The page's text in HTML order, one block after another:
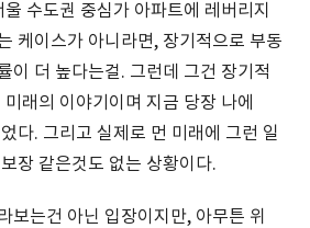
수도권 중심가 아파트에 레버리지
케이스가 아니라면, 장기적으로 부동
이 더 높다는걸. 그런데 그건 장기적
래의 이야기이며 지금 당장 나에
다. 그리고 실제로 먼 미래에 그런 일
장 같은것도 없는 상황이다.
보는건 아닌 입장이지만, 아무튼 위